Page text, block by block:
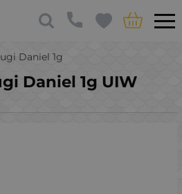
Daniel 1g
Daniel 1g UIW